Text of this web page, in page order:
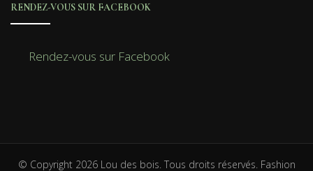
RENDEZ-VOUS SUR FACEBOOK
Rendez-vous sur Facebook
© Copyright 2026 Lou des bois . Tous droits réservés. Fashion